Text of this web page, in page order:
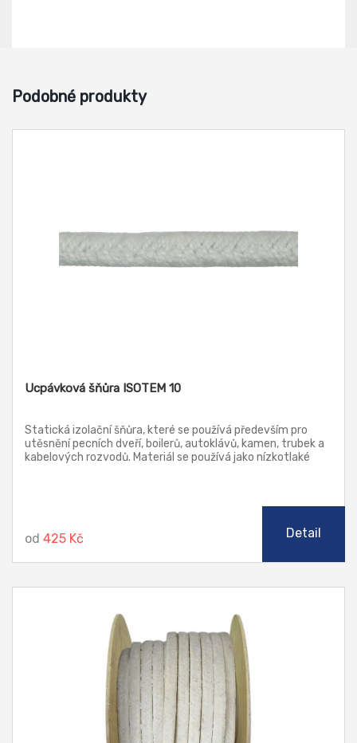
Podobné produkty
Ucpávková šňůra ISOTEM 10
Statická izolační šňůra, které se používá především pro
utěsnění pecních dveří, boilerů, autoklávů, kamen, trubek a
kabelových rozvodů. Materiál se používá jako nízkotlaké
od 425 Kč Detail